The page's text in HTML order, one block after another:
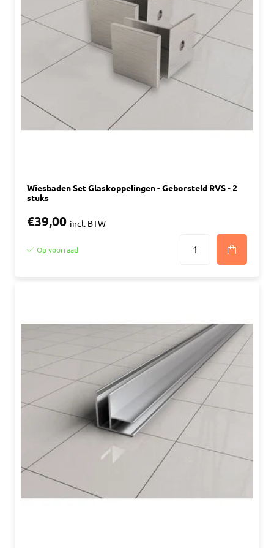
Wiesbaden Set Glaskoppelingen - Geborsteld RVS - 2
stuks
€39,00 incl. BTW
Op voorraad